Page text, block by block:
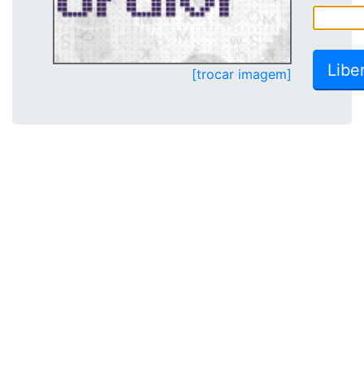
[trocar imagem]